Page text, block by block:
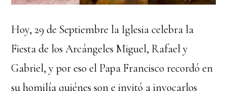
Hoy, 29 de Septiembre la Iglesia celebra la
Fiesta de los Arcángeles Miguel, Rafael y
Gabriel, y por eso el Papa Francisco recordó en
su homilía quiénes son e invitó a invocarlos